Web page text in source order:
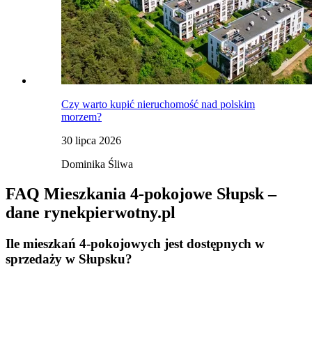
Czy warto kupić nieruchomość nad polskim
morzem?
30 lipca 2026
Dominika Śliwa
FAQ Mieszkania 4-pokojowe Słupsk –
dane rynekpierwotny.pl
Ile mieszkań 4-pokojowych jest dostępnych w
sprzedaży w Słupsku?